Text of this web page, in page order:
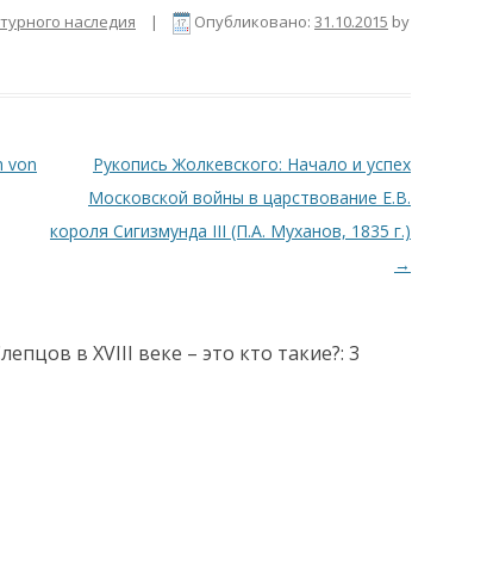
наследия | Опубликовано: 31.10.2015 by
von
Рукопись Жолкевского: Начало и успех
Московской войны в царствование Е.В.
короля Сигизмунда III (П.А. Муханов, 1835 г.)
→
в XVIII веке – это кто такие?: 3